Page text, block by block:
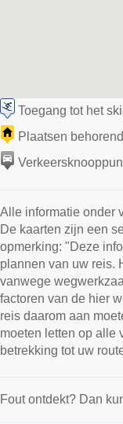
Toegang tot het
Plaatsen
Alle informatie onder
De kaarten zijn een
opmerking: "Deze
plannen van uw reis.
vanwege
factoren van de hier
reis daarom aan
moeten letten op alle
betrekking tot uw
Fout ontdekt? Dan